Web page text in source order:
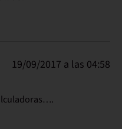
19/09/2017 a las 04:58